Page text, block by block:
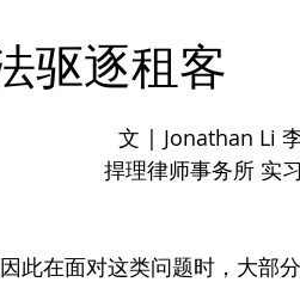
驱逐租客
文 | Jonathan Li
捍理律师事务所 实
此在面对这类问题时，大部